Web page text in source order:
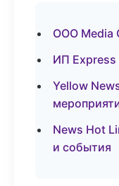
ООО Media
ИП
Yellow
News Hot
и события